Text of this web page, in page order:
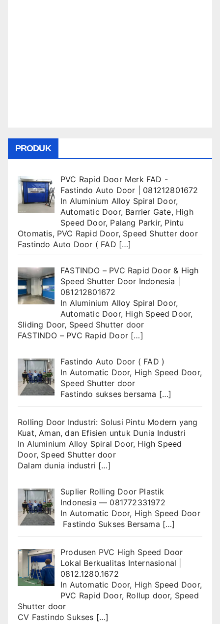
PRODUK
PVC Rapid Door Merk FAD -
Fastindo Auto Door | 081212801672
In Aluminium Alloy Spiral Door,
Automatic Door, Barrier Gate, High
Speed Door, Palang Parkir, Pintu
Otomatis, PVC Rapid Door, Speed Shutter door
Fastindo Auto Door ( FAD […]
FASTINDO – PVC Rapid Door & High
Speed Shutter Door Indonesia |
081212801672
In Aluminium Alloy Spiral Door,
Automatic Door, High Speed Door,
Sliding Door, Speed Shutter door
FASTINDO – PVC Rapid Door […]
Fastindo Auto Door ( FAD )
In Automatic Door, High Speed Door,
Speed Shutter door
Fastindo sukses bersama […]
Rolling Door Industri: Solusi Pintu Modern yang
Kuat, Aman, dan Efisien untuk Dunia Industri
In Aluminium Alloy Spiral Door, High Speed
Door, Speed Shutter door
Dalam dunia industri […]
Suplier Rolling Door Plastik
Indonesia — 081772331972
In Automatic Door, High Speed Door
Fastindo Sukses Bersama […]
Produsen PVC High Speed Door
Lokal Berkualitas Internasional |
0812.1280.1672
In Automatic Door, High Speed Door,
PVC Rapid Door, Rollup door, Speed
Shutter door
CV Fastindo Sukses […]